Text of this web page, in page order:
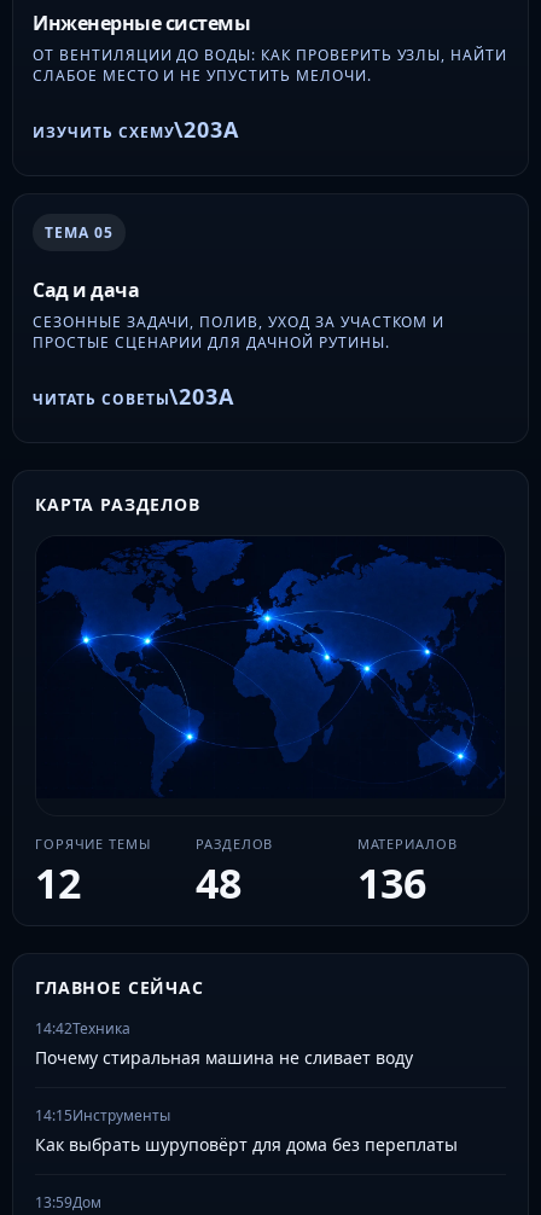
Инженерные системы
ОТ ВЕНТИЛЯЦИИ ДО ВОДЫ: КАК ПРОВЕРИТЬ УЗЛЫ, НАЙТИ
СЛАБОЕ МЕСТО И НЕ УПУСТИТЬ МЕЛОЧИ.
ИЗУЧИТЬ СХЕМУ
ТЕМА 05
Сад и дача
СЕЗОННЫЕ ЗАДАЧИ, ПОЛИВ, УХОД ЗА УЧАСТКОМ И
ПРОСТЫЕ СЦЕНАРИИ ДЛЯ ДАЧНОЙ РУТИНЫ.
ЧИТАТЬ СОВЕТЫ
КАРТА РАЗДЕЛОВ
ГОРЯЧИЕ ТЕМЫ
12
РАЗДЕЛОВ
48
МАТЕРИАЛОВ
136
ГЛАВНОЕ СЕЙЧАС
14:42Техника
Почему стиральная машина не сливает воду
14:15Инструменты
Как выбрать шуруповёрт для дома без переплаты
13:59Дом